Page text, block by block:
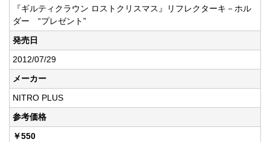
『ギルティクラウン ロストクリスマス』リフレクターキ－ホル
ダー “プレゼント”
発売日
2012/07/29
メーカー
NITRO PLUS
参考価格
￥550